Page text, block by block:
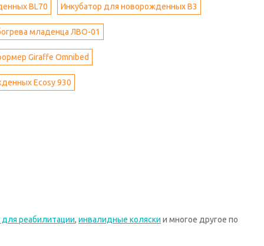
BL70 Инкубатор для новорожденных В3
младенца ЛВО-01
Giraffe Omnibed
Ecosy 930
реабилитации, инвалидные коляски и многое другое по